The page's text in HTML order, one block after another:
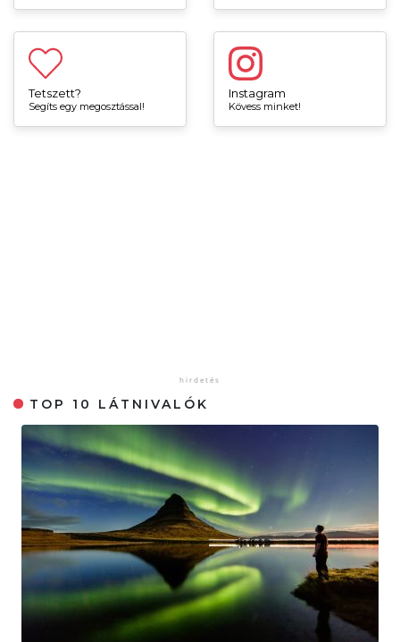
Tetszett?
Segíts egy megosztással!
Instagram
Kövess minket!
TOP 10 LÁTNIVALÓK